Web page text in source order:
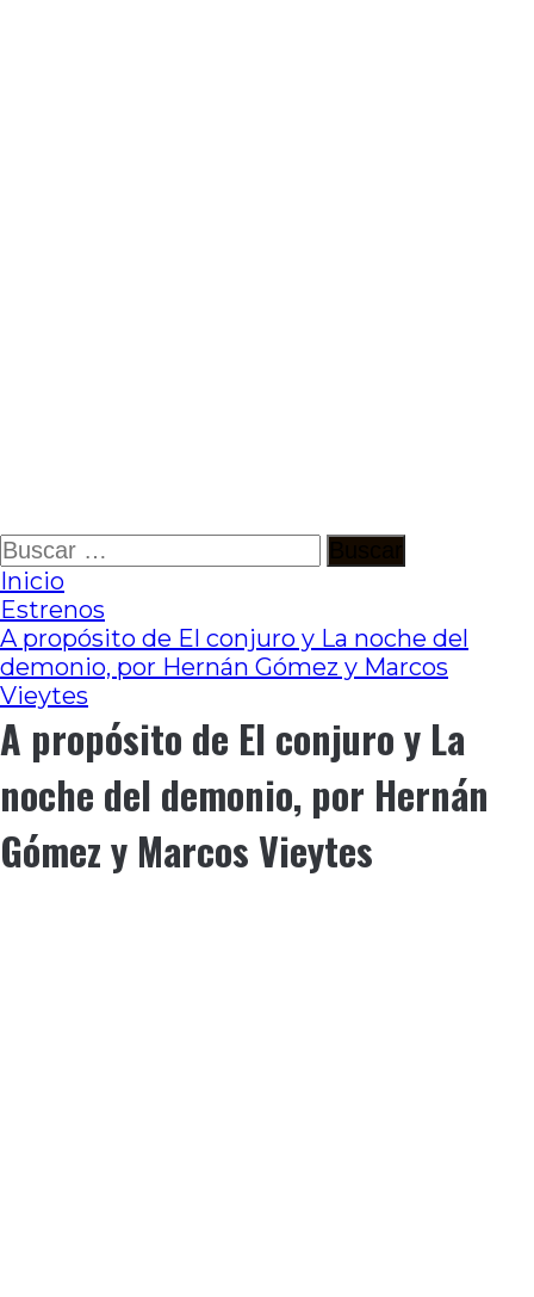
Ir
al
contenido
Buscar:
Inicio
Estrenos
A propósito de El conjuro y La noche del
demonio, por Hernán Gómez y Marcos
Vieytes
A propósito de El conjuro y La
noche del demonio, por Hernán
Gómez y Marcos Vieytes